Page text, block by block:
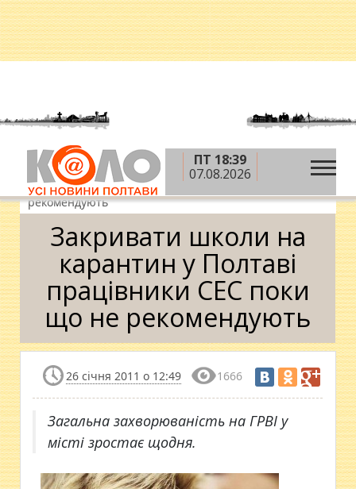
ПТ 18:39
07.08.2026
Головна » Новини »
Закривати школи на
карантин у Полтаві працівники СЕС поки що не
рекомендують
Закривати школи на
карантин у Полтаві
працівники СЕС поки
що не рекомендують
26 січня 2011 о 12:49 1666
Загальна захворюваність на ГРВІ у
місті зростає щодня.